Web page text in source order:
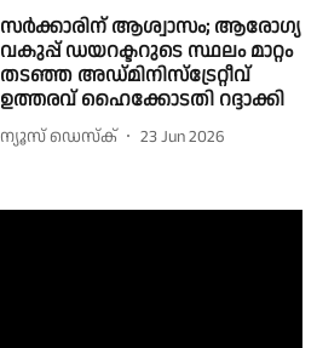
സർക്കാരിന് ആശ്വാസം; ആരോഗ്യ
വകുപ്പ് ഡയറക്ടറുടെ സ്ഥലം മാറ്റം
തടഞ്ഞ അഡ്മിനിസ്ട്രേറ്റീവ്
ഉത്തരവ് ഹൈക്കോടതി റദ്ദാക്കി
ന്യൂസ് ഡെസ്ക് 23 Jun 2026